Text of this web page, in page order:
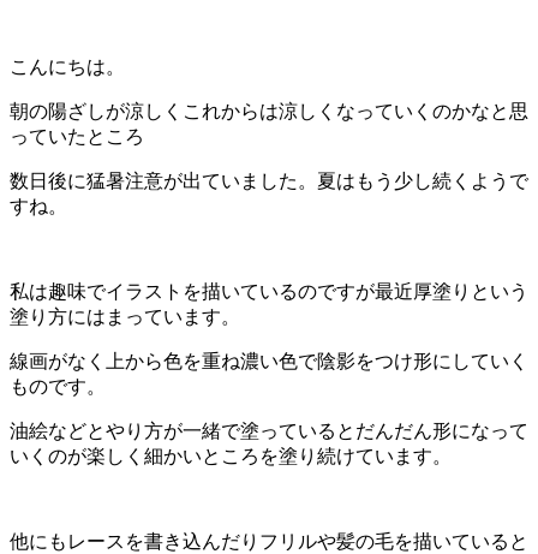
こんにちは。
朝の陽ざしが涼しくこれからは涼しくなっていくのかなと思
っていたところ
数日後に猛暑注意が出ていました。夏はもう少し続くようで
すね。
私は趣味でイラストを描いているのですが最近厚塗りという
塗り方にはまっています。
線画がなく上から色を重ね濃い色で陰影をつけ形にしていく
ものです。
油絵などとやり方が一緒で塗っているとだんだん形になって
いくのが楽しく細かいところを塗り続けています。
他にもレースを書き込んだりフリルや髪の毛を描いていると